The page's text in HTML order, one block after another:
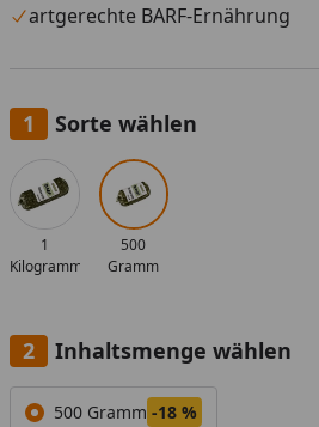
Versand nur innerhalb
Eine Anlieferung an eine
Widerrufs- und Rückgaberecht
nicht gültig.
artgerechte BARF-Ernährung
Sorte wählen
Alle anzeigen (2)
1
Kilogramm
500
Gramm
Inhaltsmenge wählen
Alle anzeigen (1)
500 Gramm -18 %